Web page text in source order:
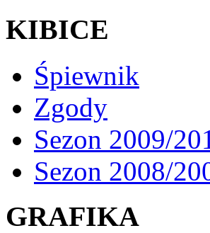
KIBICE
Śpiewnik
Zgody
Sezon 2009/
Sezon 2008/
GRAFIKA